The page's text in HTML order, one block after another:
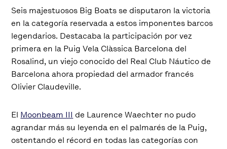
Seis majestuosos Big Boats se disputaron la victoria
en la categoría reservada a estos imponentes barcos
legendarios. Destacaba la participación por vez
primera en la Puig Vela Clàssica Barcelona del
Rosalind, un viejo conocido del Real Club Náutico de
Barcelona ahora propiedad del armador francés
Olivier Claudeville.
El Moonbeam III de Laurence Waechter no pudo
agrandar más su leyenda en el palmarés de la Puig,
ostentando el récord en todas las categorías con